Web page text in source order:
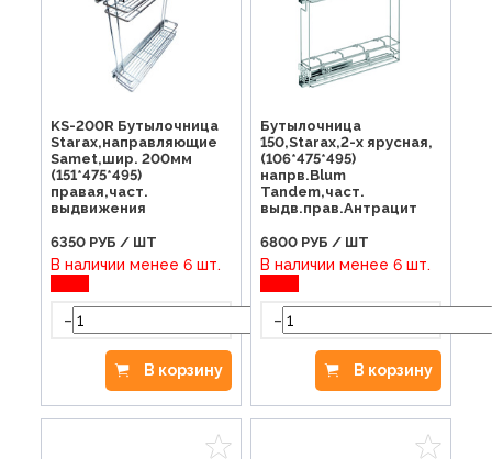
KS-200R Бутылочница
Starax,направляющие
Samet,шир. 200мм
(151*475*495)
правая,част.
выдвижения
6350 РУБ / ШТ
В наличии менее 6 шт.
-
В корзину
Бутылочница
150,Starax,2-х ярусная,
(106*475*495)
напрв.Blum
Tandem,част.
выдв.прав.Антрацит
6800 РУБ / ШТ
В наличии менее 6 шт.
-
В корзину